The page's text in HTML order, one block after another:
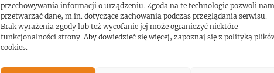
przechowywania informacji o urządzeniu. Zgoda na te technologie pozwoli nam
przetwarzać dane, m.in. dotyczące zachowania podczas przeglądania serwisu.
Brak wyrażenia zgody lub też wycofanie jej może ograniczyć niektóre
funkcjonalności strony. Aby dowiedzieć się więcej, zapoznaj się z polityką
cookies.